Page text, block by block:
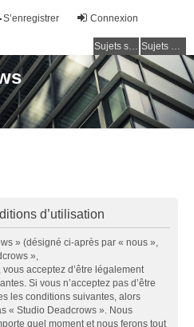
Connexion
S’enregistrer
Sujets sans réponse Sujets actifs
d’utilisation
» (désigné ci-après par « nous »,
»,
acceptez d’être légalement
Si vous n’acceptez pas d’être
les conditions suivantes, alors
« Studio Deadcrows ». Nous
quel moment et nous ferons tout